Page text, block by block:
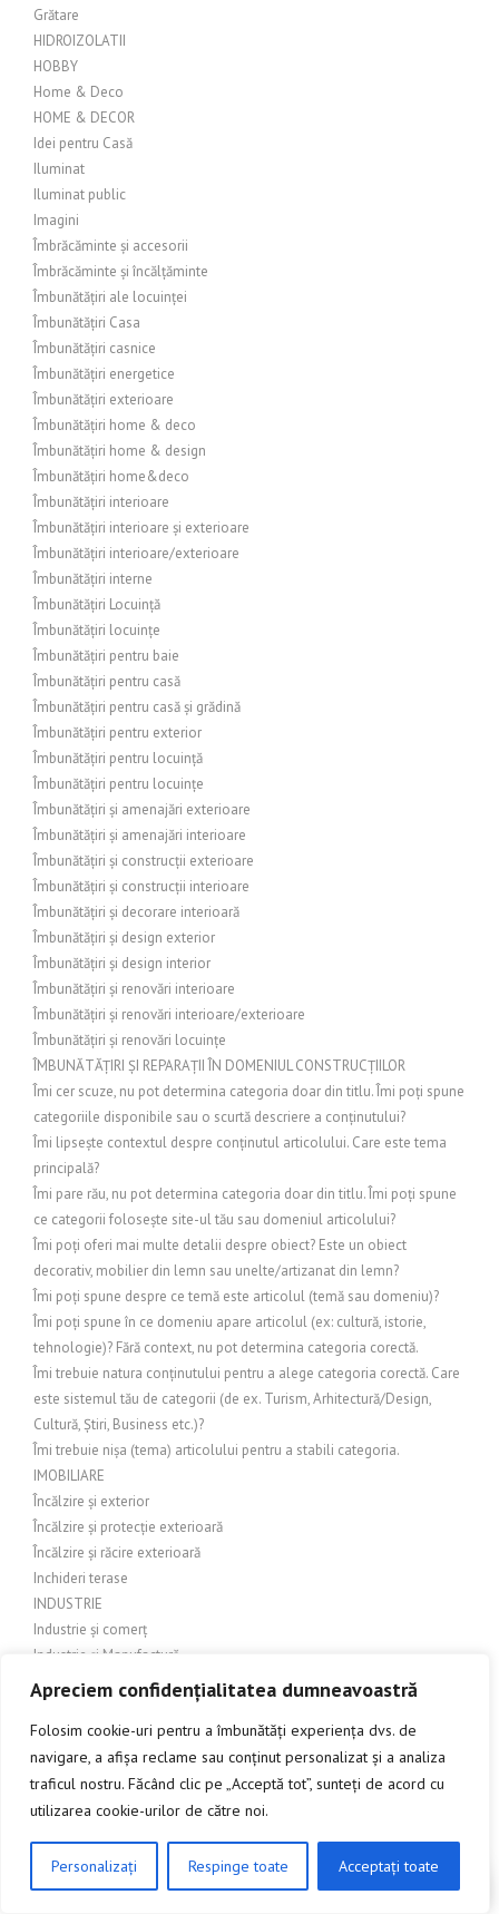
Apreciem confidențialitatea dumneavoastră
Folosim cookie-uri pentru a îmbunătăți experiența dvs. de
navigare, a afișa reclame sau conținut personalizat și a analiza
traficul nostru. Făcând clic pe „Acceptă tot”, sunteți de acord cu
utilizarea cookie-urilor de către noi.
Personalizați Respinge toate Acceptați toate
Grătare
HIDROIZOLATII
HOBBY
Home & Deco
HOME & DECOR
Idei pentru Casă
Iluminat
Iluminat public
Imagini
Îmbrăcăminte și accesorii
Îmbrăcăminte și încălțăminte
Îmbunătățiri ale locuinței
Îmbunătățiri Casa
Îmbunătățiri casnice
Îmbunătățiri energetice
Îmbunătățiri exterioare
Îmbunătățiri home & deco
Îmbunătățiri home & design
Îmbunătățiri home&deco
Îmbunătățiri interioare
Îmbunătățiri interioare și exterioare
Îmbunătățiri interioare/exterioare
Îmbunătățiri interne
Îmbunătățiri Locuință
Îmbunătățiri locuințe
Îmbunătățiri pentru baie
Îmbunătățiri pentru casă
Îmbunătățiri pentru casă și grădină
Îmbunătățiri pentru exterior
Îmbunătățiri pentru locuință
Îmbunătățiri pentru locuințe
Îmbunătățiri și amenajări exterioare
Îmbunătățiri și amenajări interioare
Îmbunătățiri și construcții exterioare
Îmbunătățiri și construcții interioare
Îmbunătățiri și decorare interioară
Îmbunătățiri și design exterior
Îmbunătățiri și design interior
Îmbunătățiri și renovări interioare
Îmbunătățiri și renovări interioare/exterioare
Îmbunătățiri și renovări locuințe
ÎMBUNĂTĂȚIRI ȘI REPARAȚII ÎN DOMENIUL CONSTRUCȚIILOR
Îmi cer scuze, nu pot determina categoria doar din titlu. Îmi poți spune
categoriile disponibile sau o scurtă descriere a conținutului?
Îmi lipsește contextul despre conținutul articolului. Care este tema
principală?
Îmi pare rău, nu pot determina categoria doar din titlu. Îmi poți spune
ce categorii folosește site-ul tău sau domeniul articolului?
Îmi poți oferi mai multe detalii despre obiect? Este un obiect
decorativ, mobilier din lemn sau unelte/artizanat din lemn?
Îmi poți spune despre ce temă este articolul (temă sau domeniu)?
Îmi poți spune în ce domeniu apare articolul (ex: cultură, istorie,
tehnologie)? Fără context, nu pot determina categoria corectă.
Îmi trebuie natura conținutului pentru a alege categoria corectă. Care
este sistemul tău de categorii (de ex. Turism, Arhitectură/Design,
Cultură, Știri, Business etc.)?
Îmi trebuie nișa (tema) articolului pentru a stabili categoria.
IMOBILIARE
Încălzire și exterior
Încălzire și protecție exterioară
Încălzire și răcire exterioară
Inchideri terase
INDUSTRIE
Industrie și comerț
Industrie și Manufactură
Industrie si productie
Industrie și servicii
Industrie textilă
INGINERIE
Îngrijire balcon
Îngrijire exterioară
Îngrijire grădină și amenajări exterioare
Îngrijire grădină și exterior
CLICK AICI PENTRU A DISCUTA